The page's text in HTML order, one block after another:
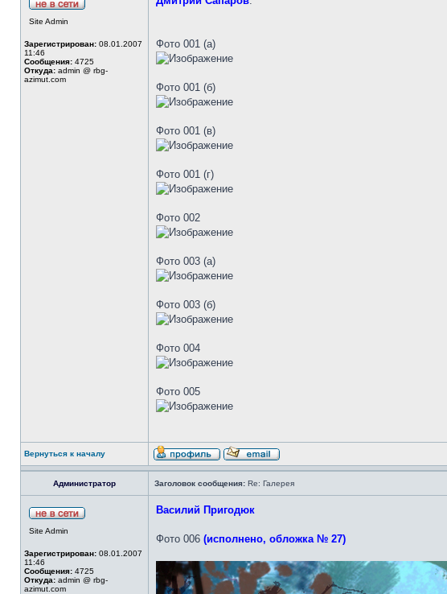
Site Admin
Зарегистрирован: 08.01.2007
11:46
Сообщения: 4725
Откуда: admin @ rbg-
azimut.com
Фото 001 (а)
Фото 001 (б)
Фото 001 (в)
Фото 001 (г)
Фото 002
Фото 003 (а)
Фото 003 (б)
Фото 004
Фото 005
Вернуться к началу
Администратор Заголовок сообщения: Re: Галерея
Site Admin
Зарегистрирован: 08.01.2007
11:46
Сообщения: 4725
Откуда: admin @ rbg-
azimut.com
Василий Пригодюк
Фото 006 (исполнено, обложка № 27)